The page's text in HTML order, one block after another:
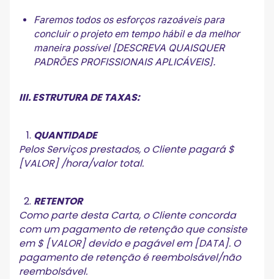
Faremos todos os esforços razoáveis para
concluir o projeto em tempo hábil e da melhor
maneira possível [DESCREVA QUAISQUER
PADRÕES PROFISSIONAIS APLICÁVEIS].
III. ESTRUTURA DE TAXAS:
QUANTIDADE
Pelos Serviços prestados, o Cliente pagará $
[VALOR] /hora/valor total.
RETENTOR
Como parte desta Carta, o Cliente concorda
com um pagamento de retenção que consiste
em $ [VALOR] devido e pagável em [DATA]. O
pagamento de retenção é reembolsável/não
reembolsável.